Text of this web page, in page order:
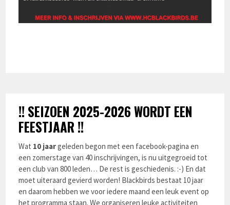
!! SEIZOEN 2025-2026 WORDT EEN
FEESTJAAR !!
Wat 10 jaargeleden begon met een facebook-pagina en
een zomerstage van 40 inschrijvingen, is nu uitgegroeid tot
een club van 800 leden… De rest is geschiedenis. :-) En dat
moet uiteraard gevierd worden! Blackbirds bestaat 10 jaar
en daarom hebben we voor iedere maand een leuk event op
het programma staan. We organiseren leuke activiteiten